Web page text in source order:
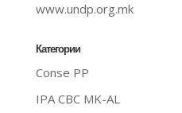
www.undp.org.mk
Категории
Conse PP
IPA CBC MK-AL